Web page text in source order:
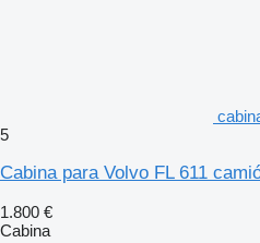
5
Cabina para Volvo FL 611
1.800 €
Cabina